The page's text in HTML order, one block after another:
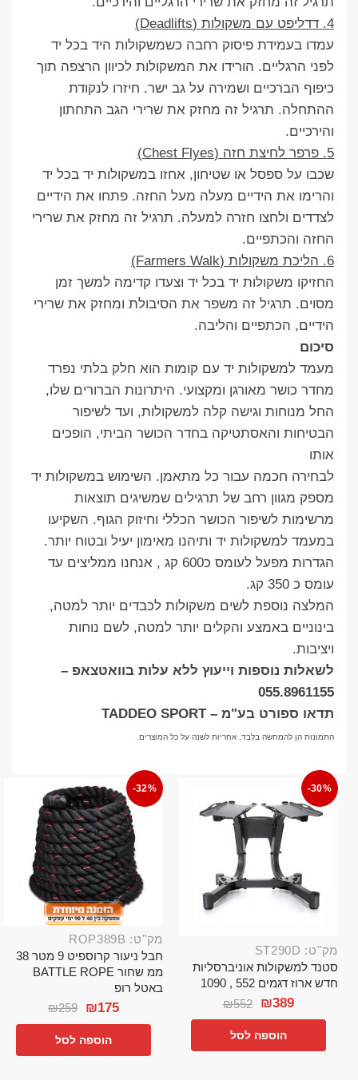
4. דדליפט עם משקולות (Deadlifts)
עמדו בעמידת פיסוק רחבה כשמשקולות היד בכל יד
לפני הרגליים. הורידו את המשקולות לכיוון הרצפה תוך
כיפוף הברכיים ושמירה על גב ישר. חיזרו לנקודת
ההתחלה. תרגיל זה מחזק את שרירי הגב התחתון
והירכיים.
5. פרפר לחיצת חזה (Chest Flyes)
שכבו על ספסל או שטיחון, אחזו במשקולות יד בכל יד
והרימו את הידיים מעלה מעל החזה. פתחו את הידיים
לצדדים ולחצו חזרה למעלה. תרגיל זה מחזק את שרירי
החזה והכתפיים.
6. הליכת משקולות (Farmers Walk)
החזיקו משקולות יד בכל יד וצעדו קדימה למשך זמן
מסוים. תרגיל זה משפר את הסיבולת ומחזק את שרירי
הידיים, הכתפיים והליבה.
סיכום
מעמד למשקולות יד עם קומות הוא חלק בלתי נפרד
מחדר כושר מאורגן ומקצועי. היתרונות הברורים שלו,
החל מנוחות וגישה קלה למשקולות, ועד לשיפור
הבטיחות והאסתטיקה בחדר הכושר הביתי, הופכים
אותו
לבחירה חכמה עבור כל מתאמן. השימוש במשקולות יד
מספק מגוון רחב של תרגילים שמשיגים תוצאות
מרשימות לשיפור הכושר הכללי וחיזוק הגוף. השקיעו
במעמד למשקולות יד ותיהנו מאימון יעיל ובטוח יותר.
הגדרות מפעל לעומס כ600 קג , אנחנו ממליצים עד
עומס כ 350 קג.
המלצה נוספת לשים משקולות לכבדים יותר למטה,
בינוניים באמצע והקלים יותר למטה, לשם נוחות
ויציבות.
לשאלות נוספות וייעוץ ללא עלות בוואטצאפ –
055.8961155
תדאו ספורט בע"מ – TADDEO SPORT
התמונות הן להמחשה בלבד, אחריות לשנה על כל המוצרים.
-30%
מק"ט: ST290D
סטנד למשקולות אוניברסליות
חדש ארוז דגמים 552 , 1090
₪552 ₪389
הוספה לסל
-32%
מק"ט: ROP389B
חבל ניעור קרוספיט 9 מטר 38
ממ שחור BATTLE ROPE
באטל רופ
₪259 ₪175
הוספה לסל